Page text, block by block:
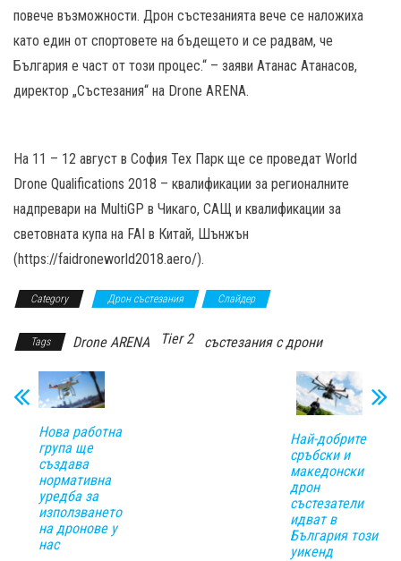
повече възможности. Дрон състезанията вече се наложиха
като един от спортовете на бъдещето и се радвам, че
България е част от този процес.“ – заяви Атанас Атанасов,
директор „Състезания“ на Drone ARENA.
На 11 – 12 август в София Тех Парк ще се проведат World
Drone Qualifications 2018 – квалификации за регионалните
надпревари на MultiGP в Чикаго, САЩ и квалификации за
световната купа на FAI в Китай, Шънжън
(https://faidroneworld2018.aero/).
Category Дрон състезания Слайдер
Tags Drone ARENA Tier 2 състезания с дрони
Нова работна
група ще
създава
нормативна
уредба за
използването
на дронове у
нас
Най-добрите
сръбски и
македонски
дрон
състезатели
идват в
България този
уикенд